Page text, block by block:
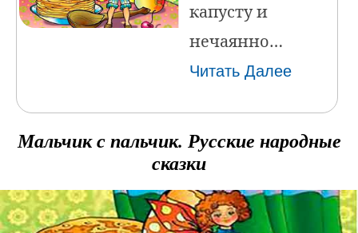
капусту и
нечаянно…
Читать Далее
Мальчик с пальчик. Русские народные
сказки